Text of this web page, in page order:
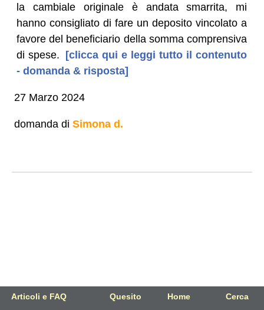
Articoli e FAQ Quesito Home Cerca
la cambiale originale è andata smarrita, mi
hanno consigliato di fare un deposito vincolato a
favore del beneficiario della somma comprensiva
di spese. [clicca qui e leggi tutto il contenuto
- domanda & risposta]
27 Marzo 2024
domanda di Simona d.